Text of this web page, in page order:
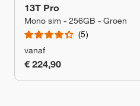
13T Pro
Mono sim - 256GB - Groen
5
vanaf
€ 224,90